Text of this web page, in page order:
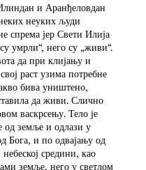
и Аранђеловдан
неуких људи
спрема јер Свети Илија
умрли“, него су „живи“.
да при клијању и
раст узима потребне
бива уништено,
да живи. Слично
васкрсењу. Тело је
од земље и одлази у
Бога, и по одвајању од
средини, као
земље, него у светлом